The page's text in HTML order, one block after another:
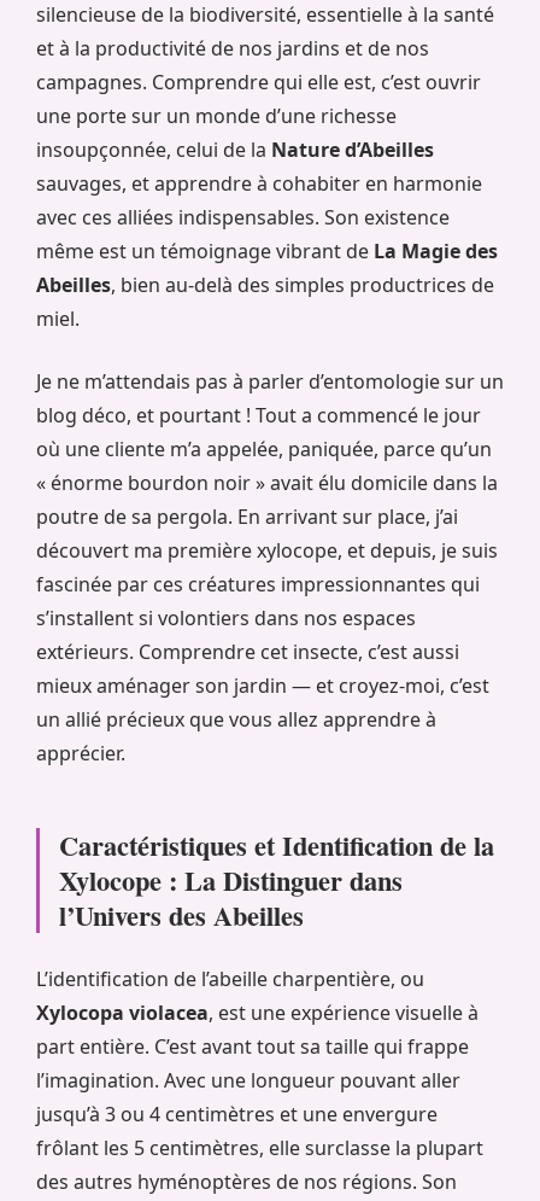
silencieuse de la biodiversité, essentielle à la santé
et à la productivité de nos jardins et de nos
campagnes. Comprendre qui elle est, c’est ouvrir
une porte sur un monde d’une richesse
insoupçonnée, celui de la Nature d’Abeilles
sauvages, et apprendre à cohabiter en harmonie
avec ces alliées indispensables. Son existence
même est un témoignage vibrant de La Magie des
Abeilles, bien au-delà des simples productrices de
miel.
Je ne m’attendais pas à parler d’entomologie sur un
blog déco, et pourtant ! Tout a commencé le jour
où une cliente m’a appelée, paniquée, parce qu’un
« énorme bourdon noir » avait élu domicile dans la
poutre de sa pergola. En arrivant sur place, j’ai
découvert ma première xylocope, et depuis, je suis
fascinée par ces créatures impressionnantes qui
s’installent si volontiers dans nos espaces
extérieurs. Comprendre cet insecte, c’est aussi
mieux aménager son jardin — et croyez-moi, c’est
un allié précieux que vous allez apprendre à
apprécier.
Caractéristiques et Identification de la
Xylocope : La Distinguer dans
l’Univers des Abeilles
L’identification de l’abeille charpentière, ou
Xylocopa violacea, est une expérience visuelle à
part entière. C’est avant tout sa taille qui frappe
l’imagination. Avec une longueur pouvant aller
jusqu’à 3 ou 4 centimètres et une envergure
frôlant les 5 centimètres, elle surclasse la plupart
des autres hyménoptères de nos régions. Son